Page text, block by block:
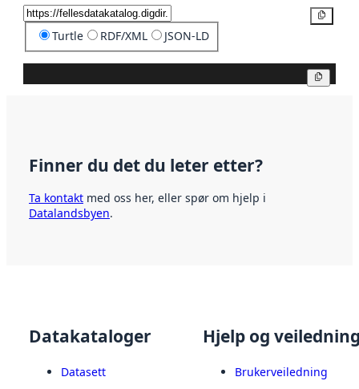
Turtle RDF/XML JSON-LD
Finner du det du leter etter?
Ta kontakt med oss her, eller spør om hjelp i
Datalandsbyen.
Datakataloger
Datasett
Hjelp og
Brukerveiledning